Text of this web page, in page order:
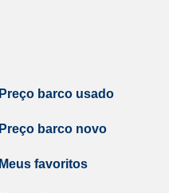
Preço barco usado
Preço barco novo
Meus favoritos